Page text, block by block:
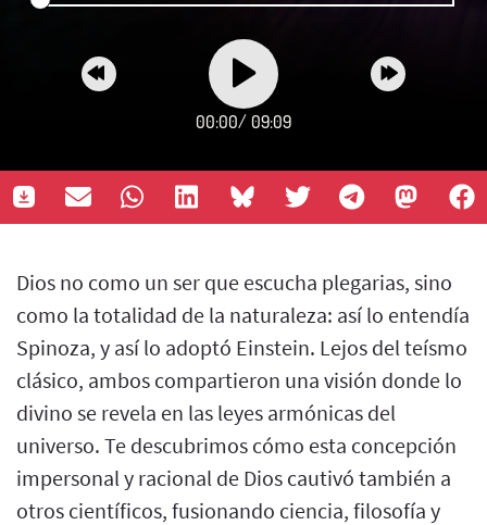
00:00/ 09:09
Dios no como un ser que escucha plegarias, sino
como la totalidad de la naturaleza: así lo entendía
Spinoza, y así lo adoptó Einstein. Lejos del teísmo
clásico, ambos compartieron una visión donde lo
divino se revela en las leyes armónicas del
universo. Te descubrimos cómo esta concepción
impersonal y racional de Dios cautivó también a
otros científicos, fusionando ciencia, filosofía y